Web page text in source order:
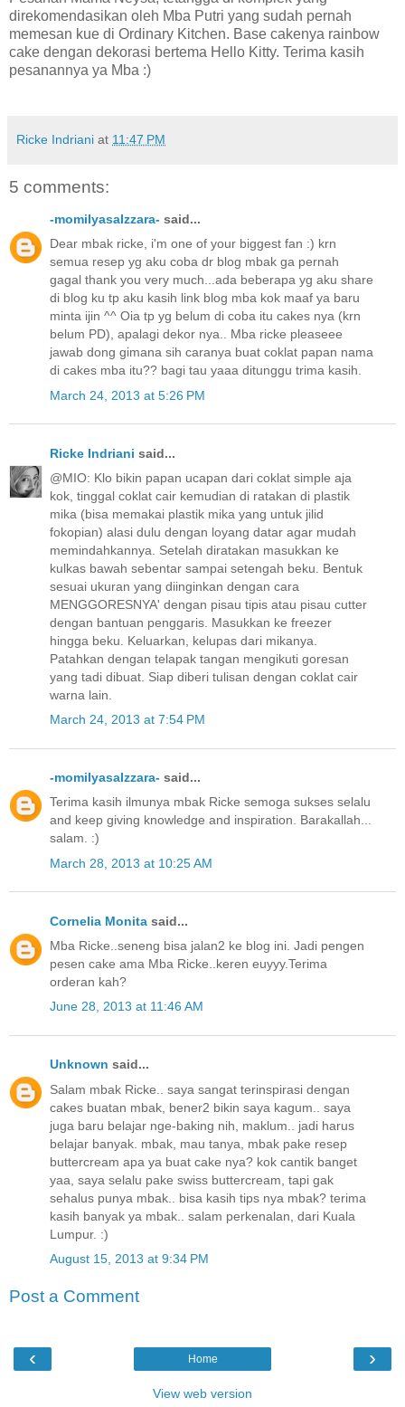
direkomendasikan oleh Mba Putri yang sudah pernah
memesan kue di Ordinary Kitchen. Base cakenya rainbow
cake dengan dekorasi bertema Hello Kitty. Terima kasih
pesanannya ya Mba :)
Ricke Indriani at 11:47 PM
5 comments:
-momiIyasaIzzara- said...
Dear mbak ricke, i'm one of your biggest fan :) krn
semua resep yg aku coba dr blog mbak ga pernah
gagal thank you very much...ada beberapa yg aku share
di blog ku tp aku kasih link blog mba kok maaf ya baru
minta ijin ^^ Oia tp yg belum di coba itu cakes nya (krn
belum PD), apalagi dekor nya.. Mba ricke pleaseee
jawab dong gimana sih caranya buat coklat papan nama
di cakes mba itu?? bagi tau yaaa ditunggu trima kasih.
March 24, 2013 at 5:26 PM
Ricke Indriani said...
@MIO: Klo bikin papan ucapan dari coklat simple aja
kok, tinggal coklat cair kemudian di ratakan di plastik
mika (bisa memakai plastik mika yang untuk jilid
fokopian) alasi dulu dengan loyang datar agar mudah
memindahkannya. Setelah diratakan masukkan ke
kulkas bawah sebentar sampai setengah beku. Bentuk
sesuai ukuran yang diinginkan dengan cara
MENGGORESNYA' dengan pisau tipis atau pisau cutter
dengan bantuan penggaris. Masukkan ke freezer
hingga beku. Keluarkan, kelupas dari mikanya.
Patahkan dengan telapak tangan mengikuti goresan
yang tadi dibuat. Siap diberi tulisan dengan coklat cair
warna lain.
March 24, 2013 at 7:54 PM
-momiIyasaIzzara- said...
Terima kasih ilmunya mbak Ricke semoga sukses selalu
and keep giving knowledge and inspiration. Barakallah...
salam. :)
March 28, 2013 at 10:25 AM
Cornelia Monita said...
Mba Ricke..seneng bisa jalan2 ke blog ini. Jadi pengen
pesen cake ama Mba Ricke..keren euyyy.Terima
orderan kah?
June 28, 2013 at 11:46 AM
Unknown said...
Salam mbak Ricke.. saya sangat terinspirasi dengan
cakes buatan mbak, bener2 bikin saya kagum.. saya
juga baru belajar nge-baking nih, maklum.. jadi harus
belajar banyak. mbak, mau tanya, mbak pake resep
buttercream apa ya buat cake nya? kok cantik banget
yaa, saya selalu pake swiss buttercream, tapi gak
sehalus punya mbak.. bisa kasih tips nya mbak? terima
kasih banyak ya mbak.. salam perkenalan, dari Kuala
Lumpur. :)
August 15, 2013 at 9:34 PM
Post a Comment
‹ ›
Home
View web version